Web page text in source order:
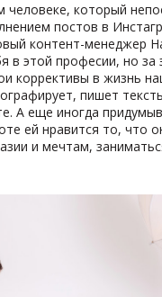
человеке, который
постов в
контент-менеджер
в этой професии, но за
коррективы в жизнь
пишет
А еще иногда
ей нравится то, что
и мечтам,